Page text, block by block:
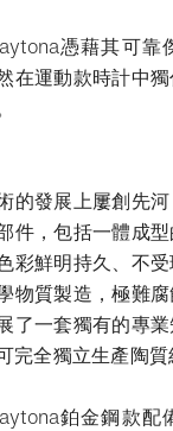
憑藉其可靠
在運動款時計中
的發展上屢創先
件，包括一體成
彩鮮明持久、不
物質製造，極難
了一套獨有的專
完全獨立生產陶質
鉑金鋼款配